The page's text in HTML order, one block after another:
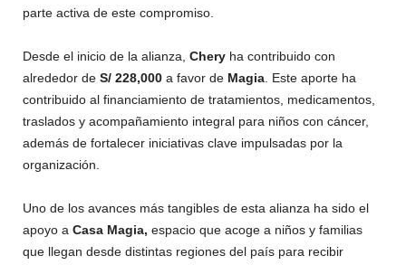
parte activa de este compromiso.
Desde el inicio de la alianza, Chery ha contribuido con
alrededor de S/ 228,000 a favor de Magia. Este aporte ha
contribuido al financiamiento de tratamientos, medicamentos,
traslados y acompañamiento integral para niños con cáncer,
además de fortalecer iniciativas clave impulsadas por la
organización.
Uno de los avances más tangibles de esta alianza ha sido el
apoyo a Casa Magia, espacio que acoge a niños y familias
que llegan desde distintas regiones del país para recibir